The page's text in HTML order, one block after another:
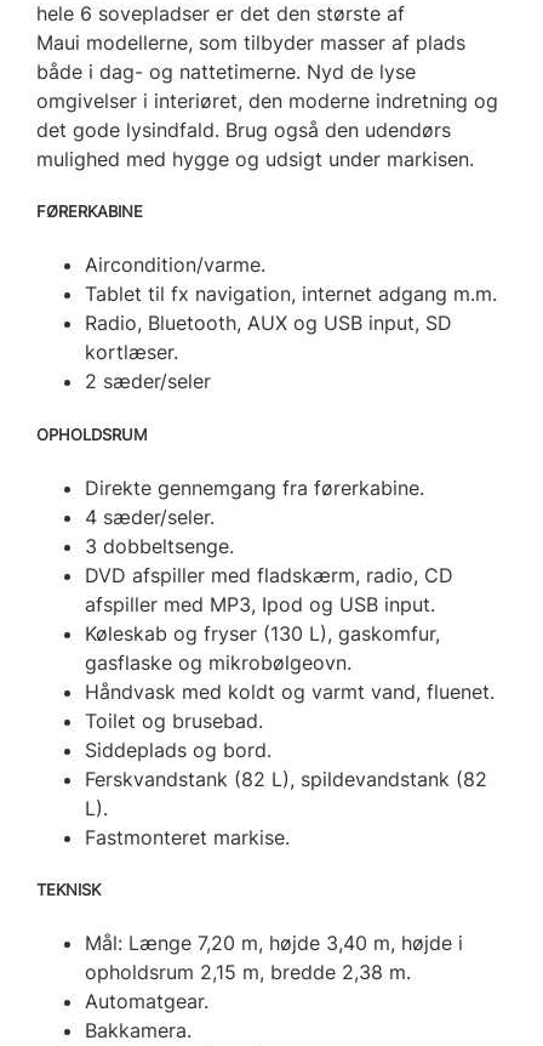
hele 6 sovepladser er det den største af
Maui modellerne, som tilbyder masser af plads
både i dag- og nattetimerne. Nyd de lyse
omgivelser i interiøret, den moderne indretning og
det gode lysindfald. Brug også den udendørs
mulighed med hygge og udsigt under markisen.
FØRERKABINE
Aircondition/varme.
Tablet til fx navigation, internet adgang m.m.
Radio, Bluetooth, AUX og USB input, SD
kortlæser.
2 sæder/seler
OPHOLDSRUM
Direkte gennemgang fra førerkabine.
4 sæder/seler.
3 dobbeltsenge.
DVD afspiller med fladskærm, radio, CD
afspiller med MP3, Ipod og USB input.
Køleskab og fryser (130 L), gaskomfur,
gasflaske og mikrobølgeovn.
Håndvask med koldt og varmt vand, fluenet.
Toilet og brusebad.
Siddeplads og bord.
Ferskvandstank (82 L), spildevandstank (82
L).
Fastmonteret markise.
TEKNISK
Mål: Længe 7,20 m, højde 3,40 m, højde i
opholdsrum 2,15 m, bredde 2,38 m.
Automatgear.
Bakkamera.